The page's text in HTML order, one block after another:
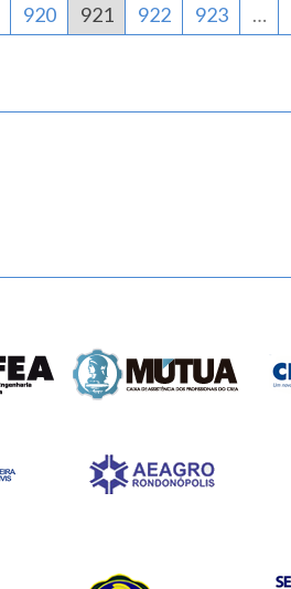
920 921 922 923 …